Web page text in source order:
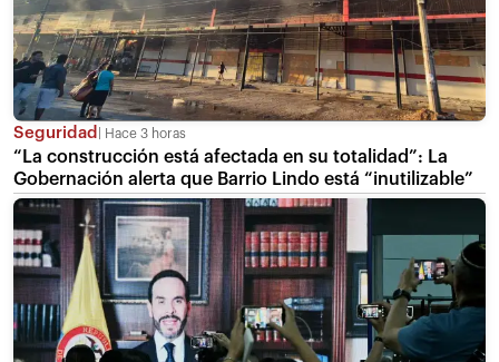
Seguridad Hace 3 horas
“La construcción está afectada en su totalidad”: La
Gobernación alerta que Barrio Lindo está “inutilizable”